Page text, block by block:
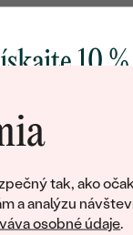
tak, ako
a analýzu
osobné údaje.
majiteľov
10
vyrábaných
Ako darček na
pošleme